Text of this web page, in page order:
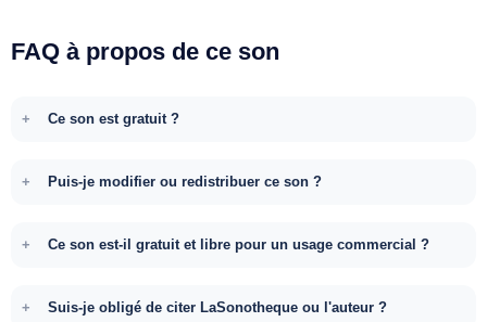
FAQ à propos de ce son
Ce son est gratuit ?
Puis-je modifier ou redistribuer ce son ?
Ce son est-il gratuit et libre pour un usage commercial ?
Suis-je obligé de citer LaSonotheque ou l'auteur ?